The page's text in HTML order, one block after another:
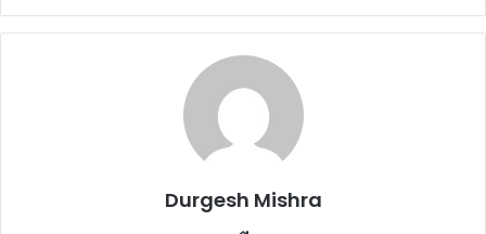
Durgesh Mishra